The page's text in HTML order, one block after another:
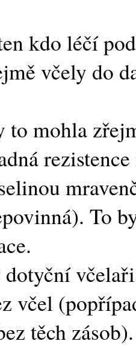
kdo léčí
včely do
to mohla
To
včel
těch zásob).